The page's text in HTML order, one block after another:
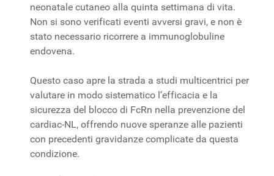
neonatale cutaneo alla quinta settimana di vita.
Non si sono verificati eventi avversi gravi, e non è
stato necessario ricorrere a immunoglobuline
endovena.
Questo caso apre la strada a studi multicentrici per
valutare in modo sistematico l’efficacia e la
sicurezza del blocco di FcRn nella prevenzione del
cardiac-NL, offrendo nuove speranze alle pazienti
con precedenti gravidanze complicate da questa
condizione.